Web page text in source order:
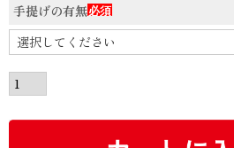
手提げの有無
(必
須)